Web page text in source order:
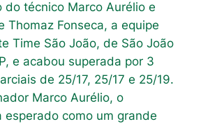
do técnico Marco Aurélio e
Thomaz Fonseca, a equipe
Time São João, de São João
e acabou superada por 3
de 25/17, 25/17 e 25/19.
Marco Aurélio, o
esperado como um grande